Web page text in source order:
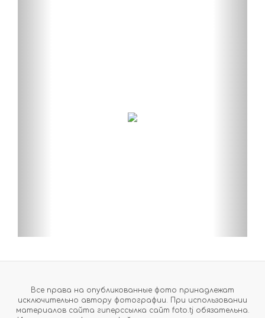
Все права на опубликованные фото принадлежат
исключительно автору фотографии. При использовании
материалов сайта гиперссылка сайт foto.tj обязательна.